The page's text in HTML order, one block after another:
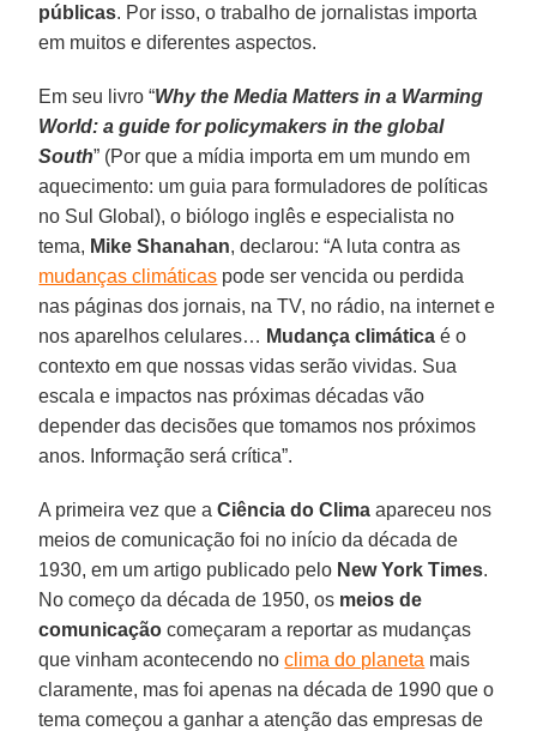
públicas. Por isso, o trabalho de jornalistas importa
em muitos e diferentes aspectos.
Em seu livro “Why the Media Matters in a Warming
World: a guide for policymakers in the global
South” (Por que a mídia importa em um mundo em
aquecimento: um guia para formuladores de políticas
no Sul Global), o biólogo inglês e especialista no
tema, Mike Shanahan, declarou: “A luta contra as
mudanças climáticas pode ser vencida ou perdida
nas páginas dos jornais, na TV, no rádio, na internet e
nos aparelhos celulares… Mudança climática é o
contexto em que nossas vidas serão vividas. Sua
escala e impactos nas próximas décadas vão
depender das decisões que tomamos nos próximos
anos. Informação será crítica”.
A primeira vez que aCiência do Clima apareceu nos
meios de comunicação foi no início da década de
1930, em um artigo publicado pelo New York Times.
No começo da década de 1950, os meios de
comunicação começaram a reportar as mudanças
que vinham acontecendo noclima do planeta mais
claramente, mas foi apenas na década de 1990 que o
tema começou a ganhar a atenção das empresas de